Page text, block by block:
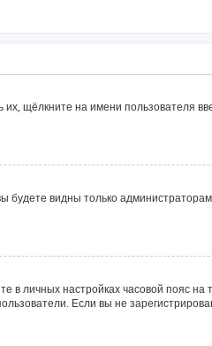
щёлкните на имени пользователя
будете видны только
в личных настройках часовой пояс на
Если вы не